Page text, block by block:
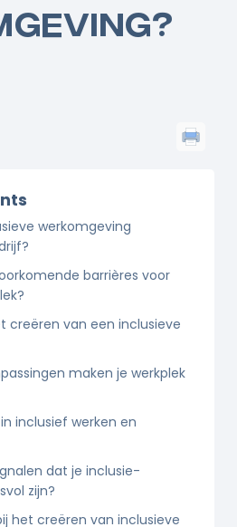
werkomgeving
barrières voor
creëren van een inclusieve
maken je werkplek
inclusief werken en
dat je inclusie-
zijn?
het creëren van inclusieve